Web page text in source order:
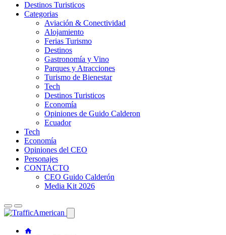
Destinos Turisticos
Categorias
Aviación & Conectividad
Alojamiento
Ferias Turismo
Destinos
Gastronomía y Vino
Parques y Atracciones
Turismo de Bienestar
Tech
Destinos Turisticos
Economía
Opiniones de Guido Calderon
Ecuador
Tech
Economía
Opiniones del CEO
Personajes
CONTACTO
CEO Guido Calderón
Media Kit 2026